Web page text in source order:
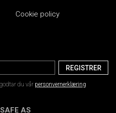
Cookie policy
du vår personvernerklæring
AS